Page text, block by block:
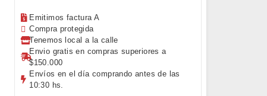
Emitimos factura A
Compra protegida
Tenemos local a la calle
Envio gratis en compras superiores a
$150.000
Envíos en el día comprando antes de las
10:30 hs.